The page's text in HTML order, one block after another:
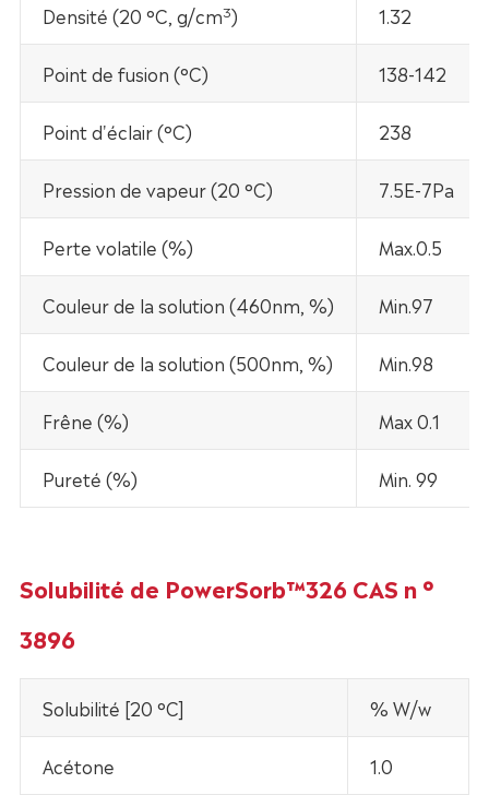
Densité (20 °C, g/cm3) 1.32
Point de fusion (°C) 138-142
Point d'éclair (°C) 238
Pression de vapeur (20 °C) 7.5E-7Pa
Perte volatile (%) Max.0.5
Couleur de la solution (460nm, %) Min.97
Couleur de la solution (500nm, %) Min.98
Frêne (%) Max 0.1
Pureté (%) Min. 99
Solubilité de PowerSorb™326 CAS n °
3896
Solubilité [20 °C] % W/w
Acétone 1.0